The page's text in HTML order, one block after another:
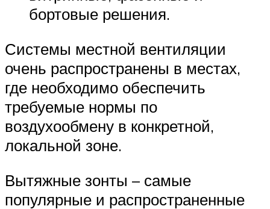
бортовые решения.
Системы местной вентиляции
очень распространены в местах,
где необходимо обеспечить
требуемые нормы по
воздухообмену в конкретной,
локальной зоне.
Вытяжные зонты – самые
популярные и распространенные